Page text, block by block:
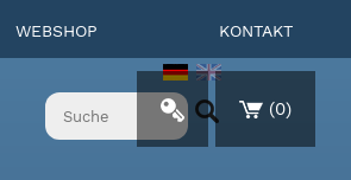
WEBSHOP KONTAKT
(0)